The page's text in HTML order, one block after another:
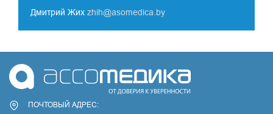
Дмитрий Жих zhih@asomedica.by
ПОЧТОВЫЙ АДРЕС: